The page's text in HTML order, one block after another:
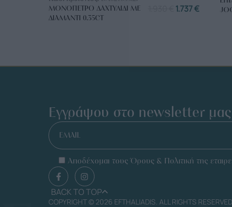
ΜΟΝΌΠΕΤΡΟ ΔΑΧΤΥΛΊΔΙ ΜΕ
ΔΙΑΜΆΝΤΙ 0.35CT
1.737€
Εγγράψου στο newsletter μας
EMAIL
Αποδέχομαι τους Όρους & Πολιτική της
BACK TO TOP
COPYRIGHT © 2026 EFTHALIADIS. ALL RIGHTS RESERVED